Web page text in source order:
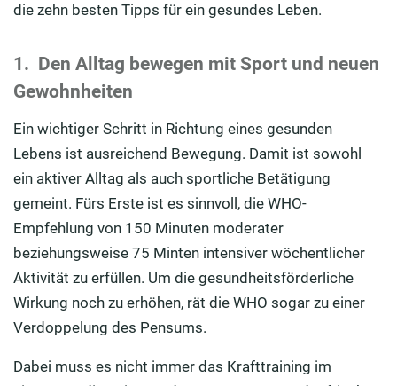
die zehn besten Tipps für ein gesundes Leben.
1. Den Alltag bewegen mit Sport und neuen
Gewohnheiten
Ein wichtiger Schritt in Richtung eines gesunden
Lebens ist ausreichend Bewegung. Damit ist sowohl
ein aktiver Alltag als auch sportliche Betätigung
gemeint. Fürs Erste ist es sinnvoll, die WHO-
Empfehlung von 150 Minuten moderater
beziehungsweise 75 Minten intensiver wöchentlicher
Aktivität zu erfüllen. Um die gesundheitsförderliche
Wirkung noch zu erhöhen, rät die WHO sogar zu einer
Verdoppelung des Pensums.
Dabei muss es nicht immer das Krafttraining im